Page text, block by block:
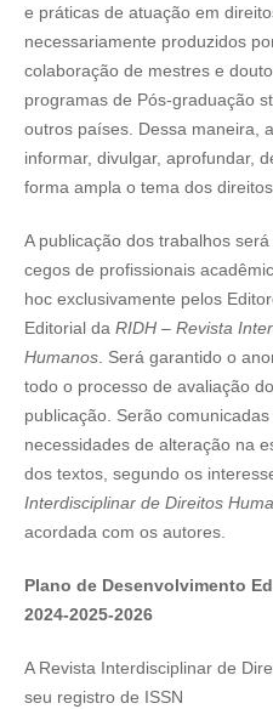
e práticas de atuação em
necessariamente produzidos
colaboração de mestres e
programas de Pós-graduação
outros países. Dessa maneira,
informar, divulgar, aprofundar,
forma ampla o tema dos
A publicação dos trabalhos
cegos de profissionais
hoc exclusivamente pelos
Editorial da RIDH – Revista
Humanos. Será garantido o
todo o processo de avaliação
publicação. Serão
necessidades de alteração na
dos textos, segundo os
Interdisciplinar de Direitos
acordada com os autores.
Plano de Desenvolvimento
2024-2025-2026
A Revista Interdisciplinar de
seu registro de ISSN